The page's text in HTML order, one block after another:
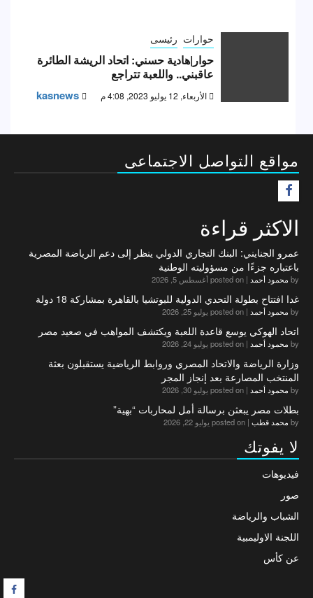
حوارات رئيسى
حوار|هادية حسني: اتحاد الريشة الطائرة
عاقبني.. واللعبة تتراجع
الأربعاء, 12 يوليو 2023, 4:08 م kasnews
مواقع التواصل الاجتماعى
الاكثر قراءة
عمرو الجنايني: البنك التجاري الدولي ينظر إلى دعم الرياضة المصرية
باعتباره جزءًا من مسؤوليته الوطنية
by محمود أحمد | posted on أغسطس 5, 2026
غدا افتتاح بطولة التحدي الدولية للبوتشيا بالقاهرة بمشاركة 18 دولة
by محمود أحمد | posted on يوليو 25, 2026
اتحاد الهوكي يوسع قاعدة اللعبة ويكتشف المواهب في صعيد مصر
by محمود أحمد | posted on يوليو 24, 2026
وزارة الرياضة والاتحاد المصري وروابط الرياضية يستقبلون بعثة
المنتخب المصارعة بعد إنجاز المجر
by محمود أحمد | posted on يوليو 30, 2026
بطلات مصر يبعثن برسالة أمل لمحاربات “بهية”
by محمد قطب | posted on يوليو 22, 2026
لا يفوتك
فيديوهات
صور
الشباب والرياضة
اللجنة الاوليمبية
عن كأس
F